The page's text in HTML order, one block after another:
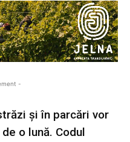
-
și în parcări vor
o lună. Codul